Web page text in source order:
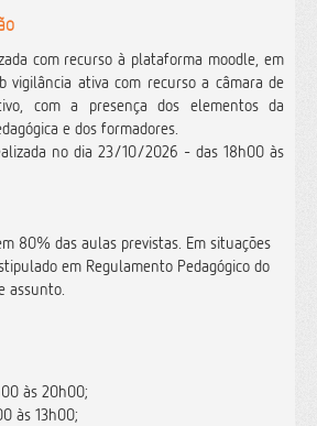
com recurso à plataforma moodle, em
vigilância ativa com recurso a câmara de
com a presença dos elementos da
e dos formadores.
no dia 23/10/2026 - das 18h00 às
80% das aulas previstas. Em situações
em Regulamento Pedagógico do
assunto.
às 20h00;
às 13h00;